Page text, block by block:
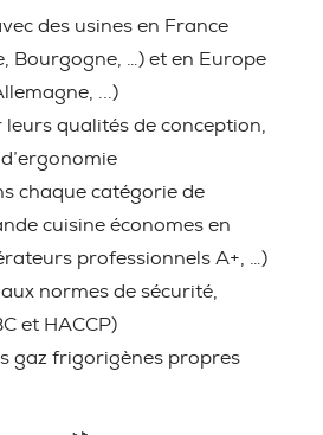
des usines en France
Bourgogne, …) et en Europe
...)
leurs qualités de conception,
chaque catégorie de
cuisine économes en
professionnels A+, …)
normes de sécurité,
et HACCP)
gaz frigorigènes propres